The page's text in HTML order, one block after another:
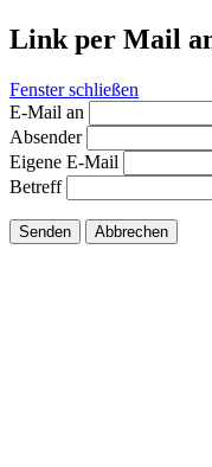
Link per Mail
Fenster schließen
E-Mail an
Absender
Eigene E-Mail
Betreff
Senden Abbrechen